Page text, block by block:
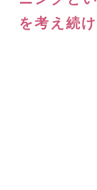
を考え続